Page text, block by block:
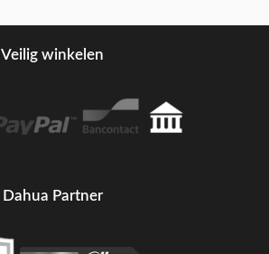
Veilig winkelen
Dahua Partner